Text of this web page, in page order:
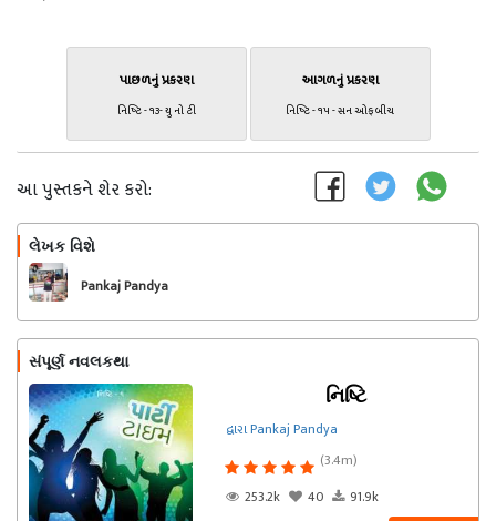
પાછળનું પ્રકરણ
નિષ્ટિ - ૧૩- યુ નો ટી
આગળનું પ્રકરણ
નિષ્ટિ - ૧૫ - સન ઓફ બીચ
આ પુસ્તકને શેર કરો:
લેખક વિશે
Pankaj Pandya
સંપૂર્ણ નવલકથા
નિષ્ટિ
દ્વારા Pankaj Pandya
(3.4m)
253.2k
40 91.9k